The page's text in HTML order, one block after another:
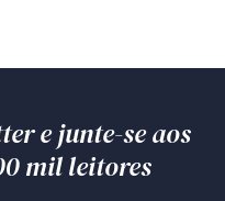
e junte-se aos
mil leitores